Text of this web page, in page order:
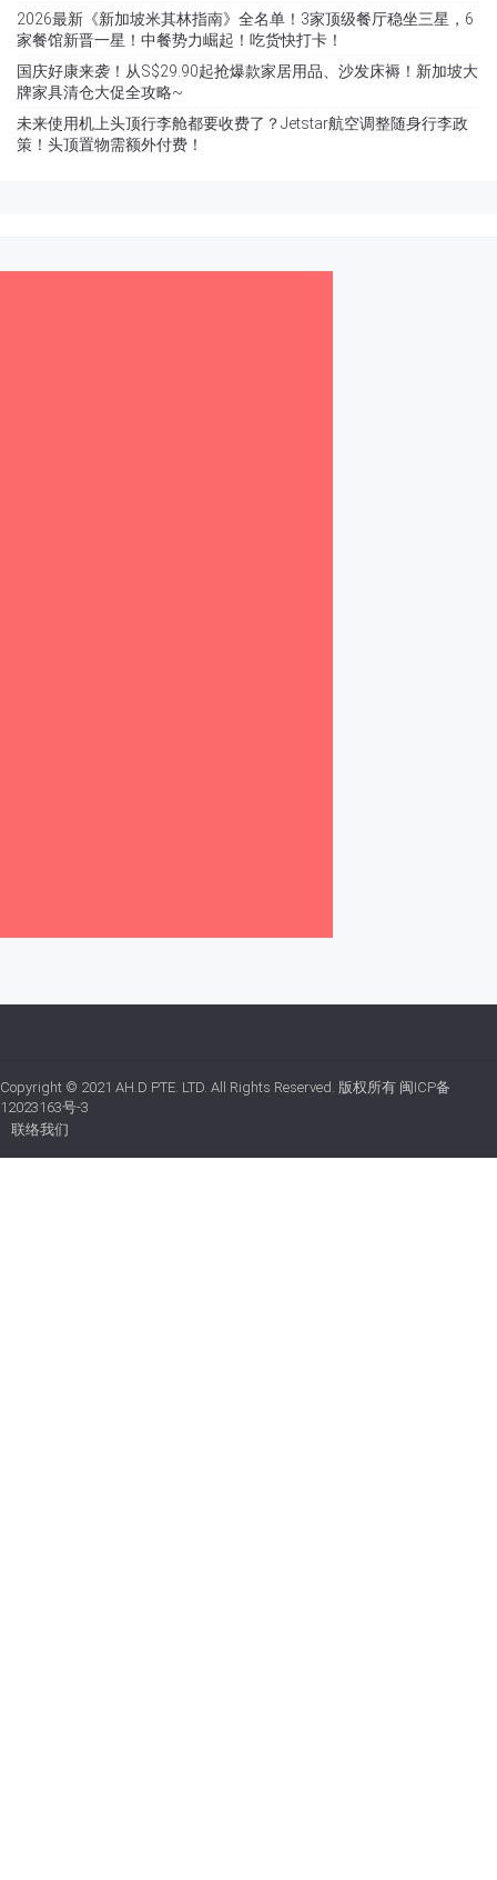
2026最新《新加坡米其林指南》全名单！3家顶级餐厅稳坐三星，6
家餐馆新晋一星！中餐势力崛起！吃货快打卡！
国庆好康来袭！从S$29.90起抢爆款家居用品、沙发床褥！新加坡大
牌家具清仓大促全攻略~
未来使用机上头顶行李舱都要收费了？Jetstar航空调整随身行李政
策！头顶置物需额外付费！
Copyright © 2021 AH.D PTE. LTD. All Rights Reserved. 版权所有 闽ICP备
12023163号-3
联络我们